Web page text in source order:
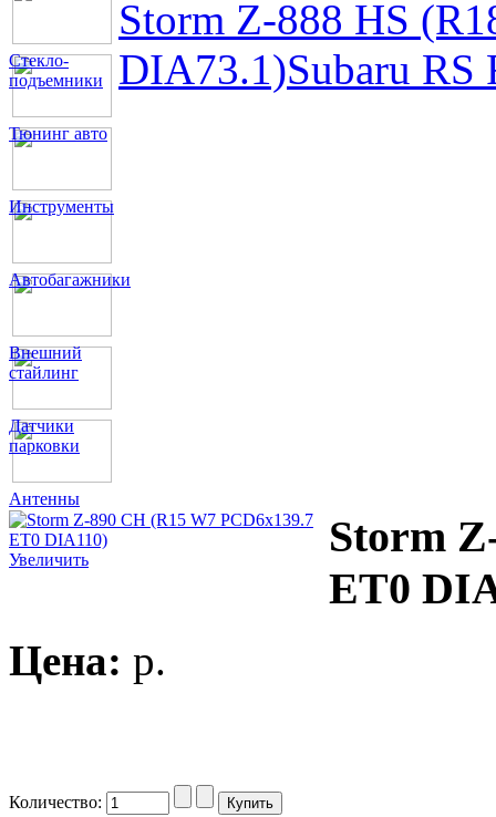
Стекло-
подъемники
Тюнинг авто
Инструменты
Автобагажники
Внешний
стайлинг
Датчики
парковки
Антенны
Storm Z-888 HS
DIA73.1)Subaru RS
Увеличить
Storm
ET0
Цена: p.
Количество: